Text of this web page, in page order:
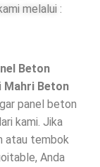
melalui :
Beton
Mahri Beton
panel beton
kami. Jika
atau tembok
Anda